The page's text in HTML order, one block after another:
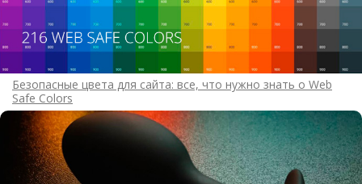
Безопасные цвета для сайта: все, что нужно знать о Web
Safe Colors